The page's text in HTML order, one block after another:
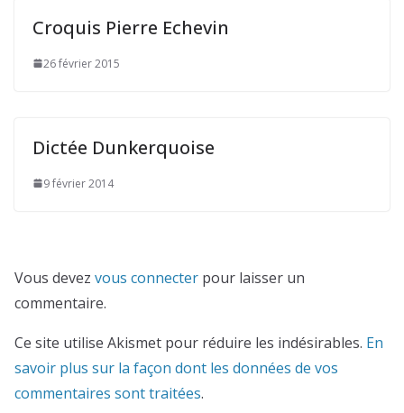
Croquis Pierre Echevin
26 février 2015
Dictée Dunkerquoise
9 février 2014
Vous devez vous connecter pour laisser un
commentaire.
Ce site utilise Akismet pour réduire les indésirables. En
savoir plus sur la façon dont les données de vos
commentaires sont traitées.